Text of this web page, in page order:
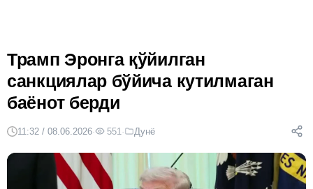
Трамп Эронга қўйилган
санкциялар бўйича кутилмаган
баёнот берди
11:32 / 08.06.2026· 551 · Дунё